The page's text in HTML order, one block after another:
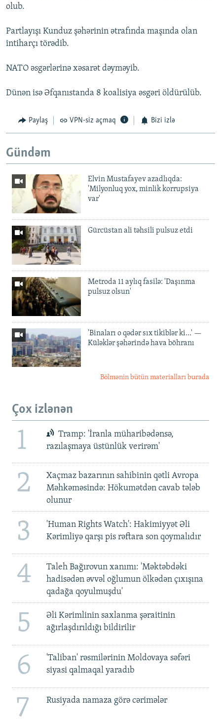
olub.
Partlayışı Kunduz şəhərinin ətrafında maşında olan
intiharçı törədib.
NATO əsgərlərinə xəsarət dəyməyib.
Dünən isə Əfqanıstanda 8 koalisiya əsgəri öldürülüb.
Paylaş VPN-siz açmaq Bizi izlə
Gündəm
Elvin Mustafayev azadlıqda:
'Milyonluq yox, minlik korrupsiya
var'
Gürcüstan ali təhsili pulsuz etdi
Metroda 11 aylıq fasilə: 'Daşınma
pulsuz olsun'
'Binaları o qədər sıx tikiblər ki...' —
Küləklər şəhərində hava böhranı
Bölmənin bütün materialları burada
Çox izlənən
1
Tramp: 'İranla müharibədənsə,
razılaşmaya üstünlük verirəm'
2
Xaçmaz bazarının sahibinin qətli Avropa
Məhkəməsində: Hökumətdən cavab tələb
olunur
3
'Human Rights Watch': Hakimiyyət Əli
Kərimliyə qarşı pis rəftara son qoymalıdır
4
Taleh Bağırovun xanımı: 'Məktəbdəki
hadisədən əvvəl oğlumun ölkədən çıxışına
qadağa qoyulmuşdu'
5
Əli Kərimlinin saxlanma şəraitinin
ağırlaşdırıldığı bildirilir
6
'Taliban' rəsmilərinin Moldovaya səfəri
siyasi qalmaqal yaradıb
7 Rusiyada namaza görə cərimələr